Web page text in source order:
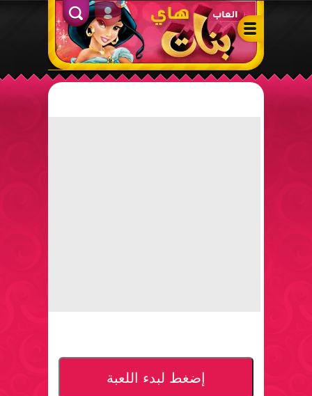
ألعاب بنات هاي – أفضل ألعاب تلبيس، مكياج، طبخ وأنشطة ممتعة
الدخول
إضغط لبدء اللعبة